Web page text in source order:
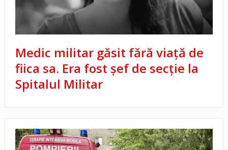
Medic militar găsit fără viață de
fiica sa. Era fost șef de secție la
Spitalul Militar